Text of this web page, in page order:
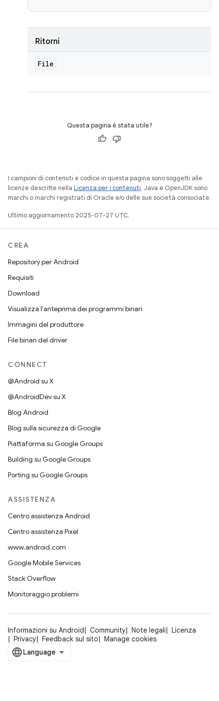
Ritorni
File
Questa pagina è stata utile?
I campioni di contenuti e codice in questa pagina sono soggetti alle
licenze descritte nella Licenza per i contenuti. Java e OpenJDK sono
marchi o marchi registrati di Oracle e/o delle sue società consociate.
Ultimo aggiornamento 2025-07-27 UTC.
CREA
Repository per Android
Requisiti
Download
Visualizza l'anteprima dei programmi binari
Immagini del produttore
File binari del driver
CONNECT
@Android su X
@AndroidDev su X
Blog Android
Blog sulla sicurezza di Google
Piattaforma su Google Groups
Building su Google Groups
Porting su Google Groups
ASSISTENZA
Centro assistenza Android
Centro assistenza Pixel
www.android.com
Google Mobile Services
Stack Overflow
Monitoraggio problemi
Informazioni su Android Community Note legali
Licenza
Privacy
Feedback sul sito Manage cookies